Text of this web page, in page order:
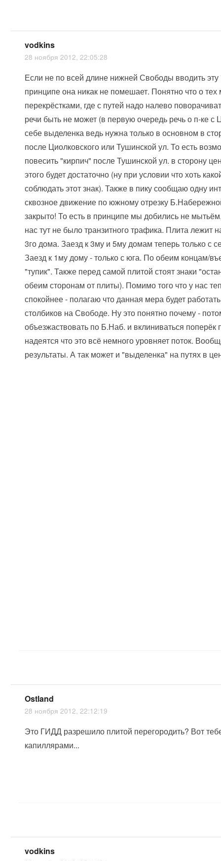
vodkins
28 ноября 2012, 22:05:28
Если не по всей длине нижней Свободы вводить эту
принципе она никак не помешает. Понятно что о тех
перекрёстками, где с путей надо налево
речи быть не может (в первую очередь речь о п-ке с
себе выделенка ведь нужна только в основном в
после Циолковского или Тушинской ул. То есть
повесить "кирпич" после Тушинской ул. в сторону
этого будет достаточно (ну при условии что хоть
соблюдать этот знак). Также в пику сообщаю одну
сквозное движение по южному отрезку
закрыто! То есть в принципе мы добились не
нас тут не было транзитного трафика. Плита лежит
3го дома. Заезд к 3му и 5му домам теперь только с
Заезд к 1му дому - только с юга. По обеим концам/
"тупик". Также перед самой плитой стоят знаки
обеим сторонам от плиты). Помимо того что у нас
спокойнее - полагаю что данная мера будет
столбиков на Свободе. Ну это понятно почему -
объезжаствовать по Б.Наб. и вклиниваться поперёк
надеятся что это всё немного уровняет поток.
результаты. А так может и "выделенка" на путях в
Ostland
28 ноября 2012, 22:12:19
Это ГИДД разрешило плитой перегородить? Вот
капиллярами...
vodkins